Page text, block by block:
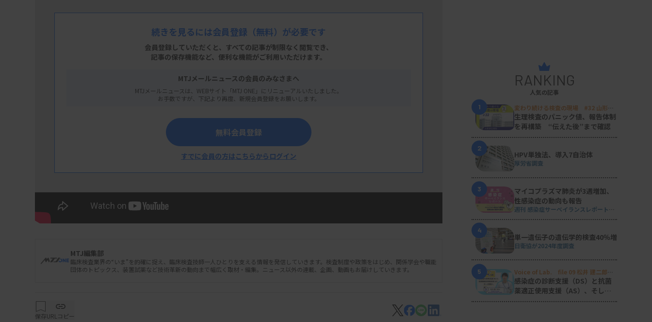
続きを見るには会員登録 （無料）が必要です
会員登録していただくと、すべての記事が制限なく閲覧でき、
記事の保存機能など、便利な機能がご利用いただけます。
MTJメールニュースの会員のみなさまへ
MTJメールニュースは、WEBサイト「MTJ ONE」にリニューアルいたしました。
お手数ですが、下記より再度、新規会員登録をお願いします。
無料会員登録
すでに会員の方はこちらからログイン
MTJ編集部
臨床検査業界の“いま”を的確に捉え、臨床検査技師一人ひとりを支える情報を発信していきます。検査制度や政策をはじめ、関係学会や職能
団体のトピックス、装置試薬など技術革新の動向まで幅広く取材・編集。ニュース以外の連載、企画、動画もお届けしていきます。
保存URLコピー
RANKING
人気の記事
1
変わり続ける検査の現場 #32 山形済
生病院
生理検査のパニック値、報告体制
を再構築 “伝えた後”まで確認
2
HPV単独法、導入7自治体
厚労省調査
3
マイコプラズマ肺炎が3週増加、
性感染症の動向も報告
週刊 感染症サーベイランスレポート
4
単一遺伝子の遺伝学的検査40％増
日衛協が2024年度調査
5
Voice of Lab. file 09 松井 建二郎
（藤田医科大学病院臨床検査部微生物
遺伝子検査室）
感染症の診断支援（DS）と抗菌
薬適正使用支援（AS）、そして
研究へ